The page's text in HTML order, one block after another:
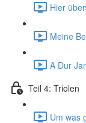
Hier
Meine
A Dur
Teil 4: Triolen
Um was